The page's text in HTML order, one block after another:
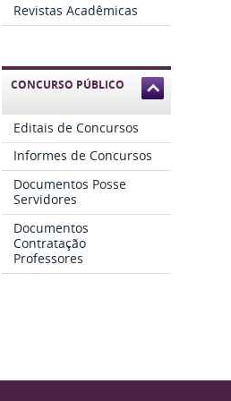
Revistas Acadêmicas
CONCURSO PÚBLICO
Editais de Concursos
Informes de Concursos
Documentos Posse
Servidores
Documentos
Contratação
Professores